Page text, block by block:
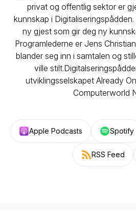
privat og offentlig sektor er
kunnskap i
ny gjest som gir deg ny
Programlederne er Jens
blander seg inn i samtalen og
ville
utviklingsselskapet Already
Computerworld
Apple Podcasts Spotify
RSS Feed